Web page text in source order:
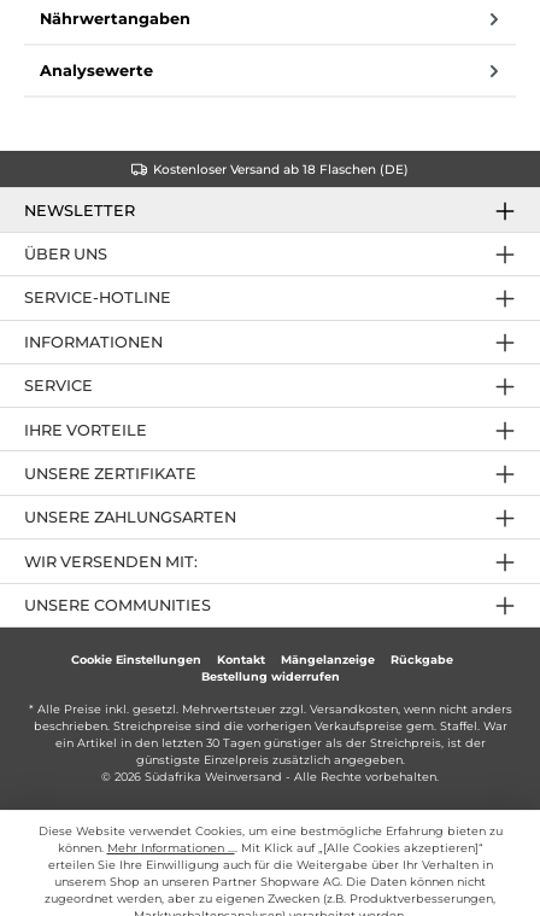
Nährwertangaben
Analysewerte
Kostenloser Versand ab 18 Flaschen (DE)
NEWSLETTER
SERVICE-HOTLINE
IHRE VORTEILE
UNSERE ZAHLUNGSARTEN
ÜBER UNS
UNSERE ZERTIFIKATE
INFORMATIONEN
SERVICE
UNSERE COMMUNITIES
WIR VERSENDEN MIT:
Cookie Einstellungen Kontakt Mängelanzeige
Rückgabe
Bestellung widerrufen
* Alle Preise inkl. gesetzl. Mehrwertsteuer zzgl. Versandkosten, wenn nicht anders
beschrieben. Streichpreise sind die vorherigen Verkaufspreise gem. Staffel. War
ein Artikel in den letzten 30 Tagen günstiger als der Streichpreis, ist der
günstigste Einzelpreis zusätzlich angegeben.
© 2026 Südafrika Weinversand - Alle Rechte vorbehalten.
Diese Website verwendet Cookies, um eine bestmögliche Erfahrung bieten zu
können. Mehr Informationen ...
. Mit Klick auf „[Alle Cookies akzeptieren]“
erteilen Sie Ihre Einwilligung auch für die Weitergabe über Ihr Verhalten in
unserem Shop an unseren Partner Shopware AG. Die Daten können nicht
zugeordnet werden, aber zu eigenen Zwecken (z.B. Produktverbesserungen,